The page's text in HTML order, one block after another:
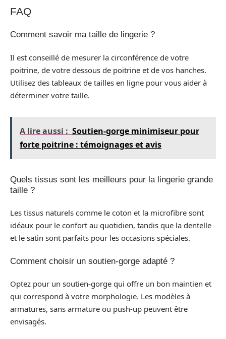
FAQ
Comment savoir ma taille de lingerie ?
Il est conseillé de mesurer la circonférence de votre
poitrine, de votre dessous de poitrine et de vos hanches.
Utilisez des tableaux de tailles en ligne pour vous aider à
déterminer votre taille.
A lire aussi : Soutien-gorge minimiseur pour
forte poitrine : témoignages et avis
Quels tissus sont les meilleurs pour la lingerie grande
taille ?
Les tissus naturels comme le coton et la microfibre sont
idéaux pour le confort au quotidien, tandis que la dentelle
et le satin sont parfaits pour les occasions spéciales.
Comment choisir un soutien-gorge adapté ?
Optez pour un soutien-gorge qui offre un bon maintien et
qui correspond à votre morphologie. Les modèles à
armatures, sans armature ou push-up peuvent être
envisagés.